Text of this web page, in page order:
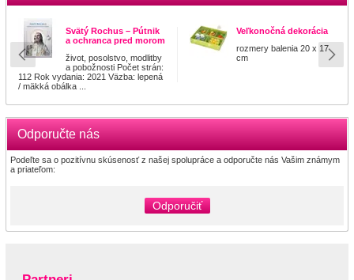
Svätý Rochus – Pútnik
a ochranca pred morom
život, posolstvo, modlitby
a pobožnosti Počet strán:
112 Rok vydania: 2021 Väzba: lepená
/ mäkká obálka ...
Veľkonočná dekorácia
rozmery balenia 20 x 17
cm
Odporučte nás
Podeľte sa o pozitívnu skúsenosť z našej spolupráce a odporučte nás Vašim známym
a priateľom:
Odporučiť